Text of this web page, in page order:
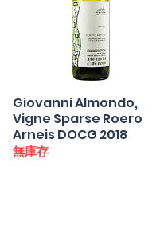
快速瀏覽
Giovanni Almondo,
Vigne Sparse Roero
Arneis DOCG 2018
無庫存